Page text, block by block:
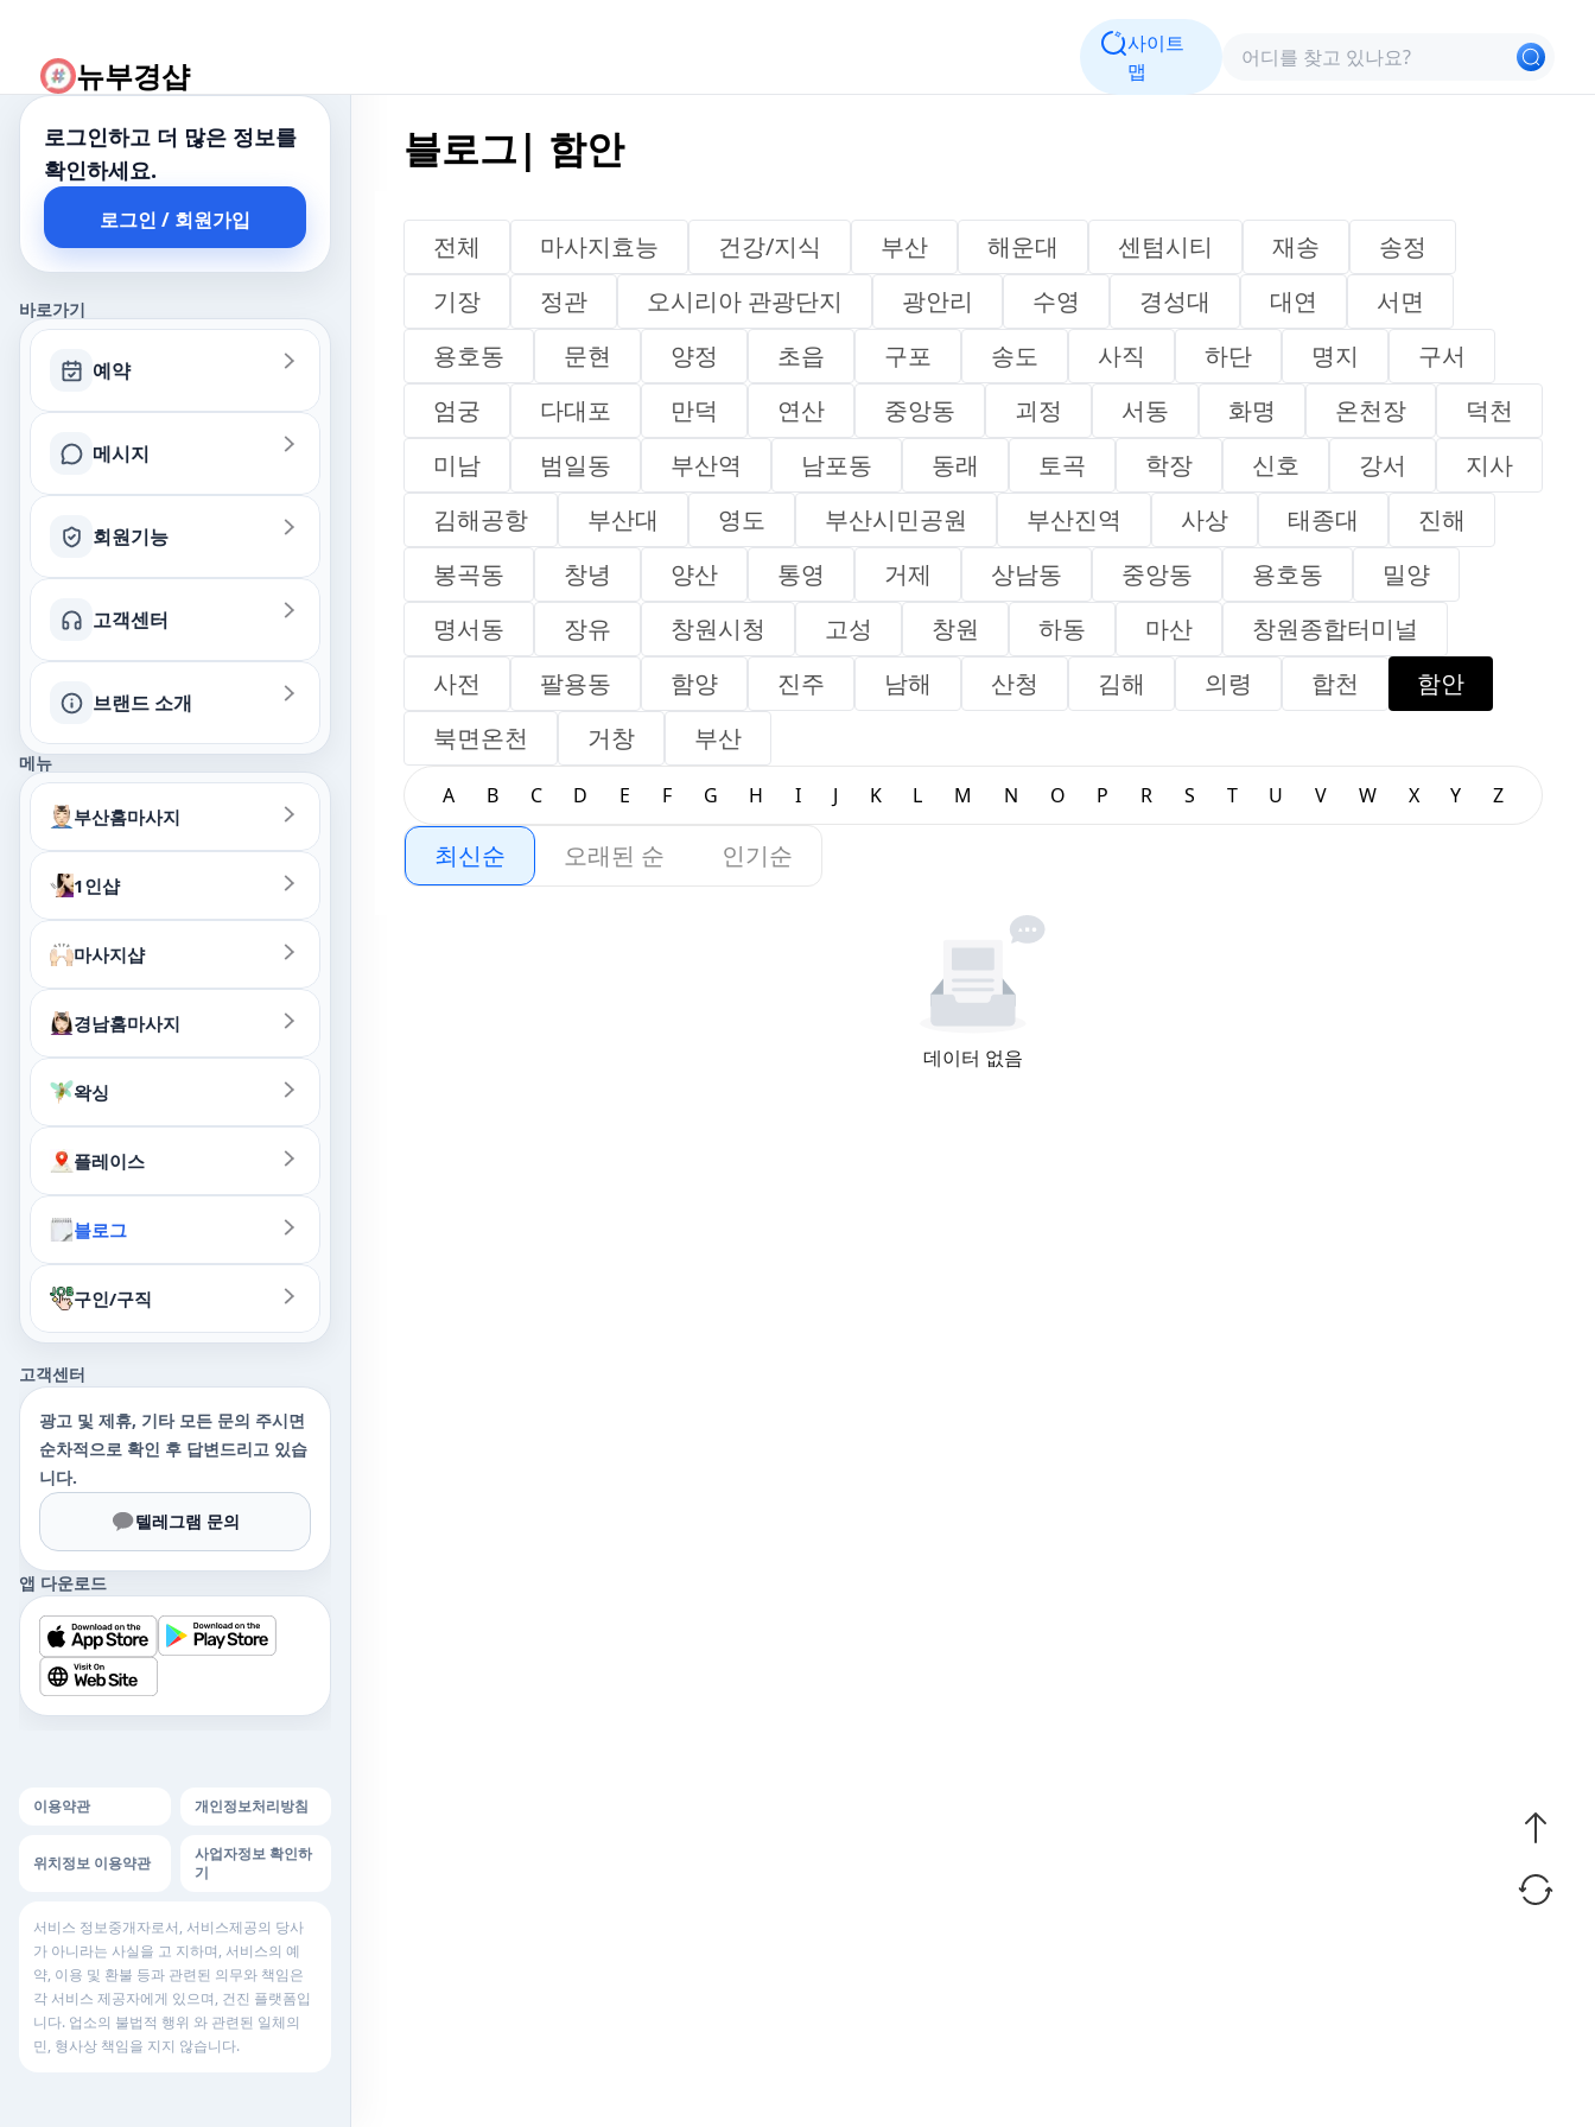
로그인하고 더 많은 정보를
확인하세요.
로그인 / 회원가입
바로가기
예약
메시지
회원기능
회원별 랭킹보기
최근열람 목록
고객센터
문의하기 (제휴·일반)
브랜드 소개
메뉴
부산홈마사지
1인샵
마사지샵
경남홈마사지
왁싱
플레이스
블로그
구인/구직
고객센터
광고 및 제휴, 기타 모든 문의 주시면
순차적으로 확인 후 답변드리고 있습
니다.
텔레그램 문의
앱 다운로드
이용약관 개인정보처리방침
위치정보 이용약관
사업자정보 확인하
기
서비스 정보중개자로서, 서비스제공의 당사
가 아니라는 사실을 고 지하며, 서비스의 예
약, 이용 및 환불 등과 관련된 의무와 책임은
각 서비스 제공자에게 있으며, 건진 플랫폼입
니다. 업소의 불법적 행위 와 관련된 일체의
민, 형사상 책임을 지지 않습니다.
뉴부경샵
사이트
맵
블로그| 함안
블로그| 함안
전체 마사지효능 건강/지식 부산 해운대 센텀시티 재송
송정
기장
정관 오시리아 관광단지 광안리 수영 경성대 대연
서면
용호동
문현 양정 초읍 구포 송도 사직 하단 명지
구서
엄궁
다대포 만덕 연산 중앙동 괴정 서동 화명 온천장
덕천
미남
범일동 부산역 남포동 동래 토곡 학장 신호 강서
지사
김해공항
부산대 영도 부산시민공원 부산진역 사상 태종대
진해
봉곡동
창녕 양산 통영 거제 상남동 중앙동 용호동
밀양
명서동
장유 창원시청 고성 창원 하동 마산
창원종합터미널
사전
팔용동 함양 진주 남해 산청 김해 의령 합천
함안
북면온천
거창 부산
A B C D E F G H I J K L M N O P R S T U V W X Y Z
최신순 오래된 순 인기순
데이터 없음